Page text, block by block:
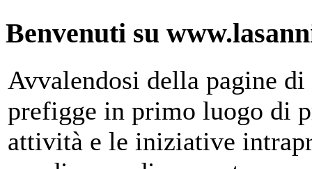
Benvenuti su
Avvalendosi della pagine
prefigge in primo luogo di
attività e le iniziative